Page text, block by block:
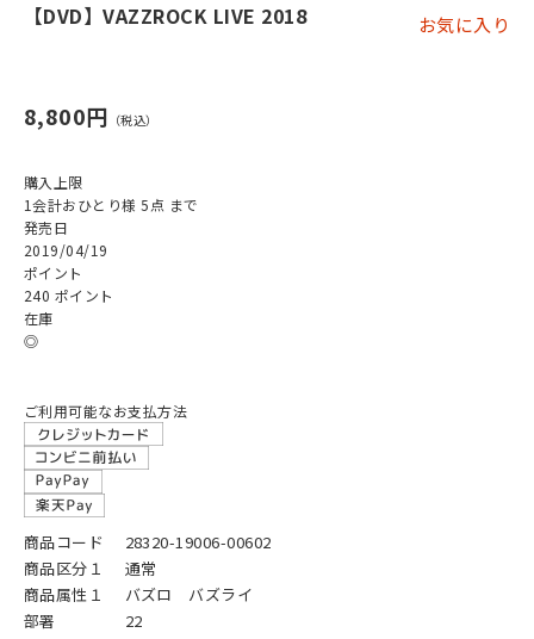
【DVD】VAZZROCK LIVE 2018 お気に入り
8,800円
購入上限
1会計おひとり様 5点 まで
発売日
2019/04/19
ポイント
240 ポイント
在庫
◎
ご利用可能なお支払方法
商品コード
28320-19006-00602
商品区分１
通常
商品属性１
バズロ バズライ
部署
22